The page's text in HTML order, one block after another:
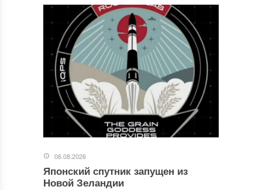
06.08.2026
Японский спутник запущен из
Новой Зеландии